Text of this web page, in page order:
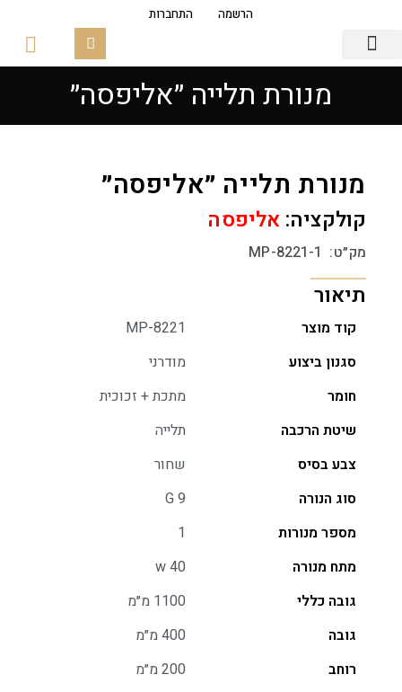
הרשמה התחברות
מנורת תלייה ״אליפסה״
מנורת תלייה ״אליפסה״
קולקציה: אליפסה
מק״ט: 1-MP-8221
תיאור
קוד מוצר
MP-8221
סגנון ביצוע
מודרני
חומר
מתכת + זכוכית
שיטת הרכבה
תלייה
צבע בסיס
שחור
סוג הנורה
G 9
מספר מנורות
1
מתח מנורה
40 w
גובה כללי
1100 מ״מ
גובה
400 מ״מ
רוחב
200 מ״מ